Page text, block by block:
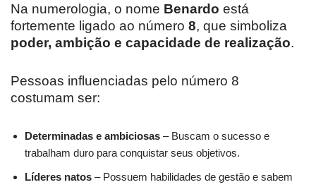
Na numerologia, o nome Benardo está
fortemente ligado ao número 8, que simboliza
poder, ambição e capacidade de realização.
Pessoas influenciadas pelo número 8
costumam ser:
Determinadas e ambiciosas – Buscam o sucesso e
trabalham duro para conquistar seus objetivos.
Líderes natos – Possuem habilidades de gestão e sabem